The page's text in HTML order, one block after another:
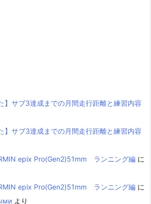
】サブ3達成までの月間走行距離と練習内容
】サブ3達成までの月間走行距離と練習内容
epix Pro(Gen2)51mm ランニング編 に
epix Pro(Gen2)51mm ランニング編 に
より